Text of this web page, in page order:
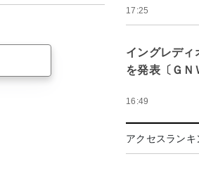
17:25
イングレディ
を発表〔ＧＮ
16:49
アクセスランキ